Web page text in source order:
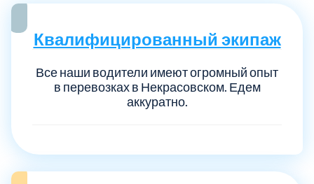
Квалифицированный экипаж
Все наши водители имеют огромный опыт
в перевозках в Некрасовском. Едем
аккуратно.